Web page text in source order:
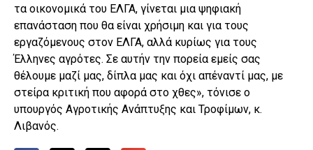
τα οικονομικά του ΕΛΓΑ, γίνεται μια ψηφιακή
επανάσταση που θα είναι χρήσιμη και για τους
εργαζόμενους στον ΕΛΓΑ, αλλά κυρίως για τους
Έλληνες αγρότες. Σε αυτήν την πορεία εμείς σας
θέλουμε μαζί μας, δίπλα μας και όχι απέναντί μας, με
στείρα κριτική που αφορά στο χθες», τόνισε ο
υπουργός Αγροτικής Ανάπτυξης και Τροφίμων, κ.
Λιβανός.